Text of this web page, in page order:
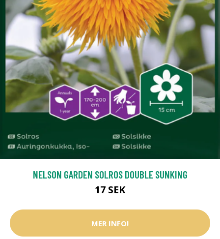
NELSON GARDEN SOLROS DOUBLE SUNKING
17 SEK
MER INFO!